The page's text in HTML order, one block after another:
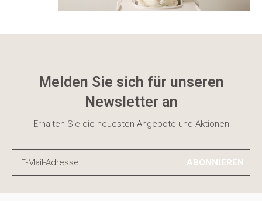
Melden Sie sich für unseren
Newsletter an
Erhalten Sie die neuesten Angebote und Aktionen
ABONNIEREN